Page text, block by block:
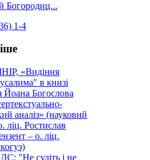
Богородиц...
1-4
«Видіння
в книзі
Йоана Богослова
аналіз» (науковий
ліц. Ростислав
– о. ліц.
"Не судіть і не